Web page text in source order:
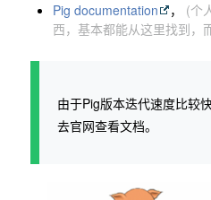
Pig documentation
， (个
西，基本都能从这里找到，
由于Pig版本迭代速度比较
去官网查看文档。